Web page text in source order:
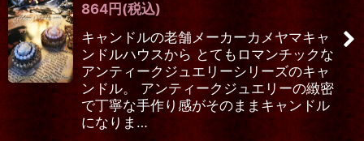
864円 (税込)
キャンドルの老舗メーカーカメヤマキャ
ンドルハウスから とてもロマンチックな
アンティークジュエリーシリーズのキャ
ンドル。 アンティークジュエリーの緻密
で丁寧な手作り感がそのままキャンドル
になりま…